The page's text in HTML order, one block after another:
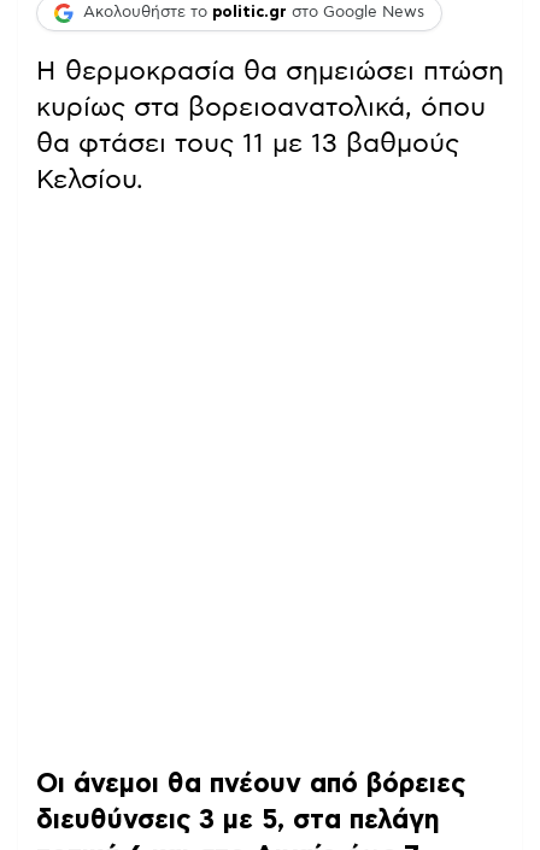
Ακολουθήστε το politic.gr στο Google News
Η θερμοκρασία θα σημειώσει πτώση
κυρίως στα βορειοανατολικά, όπου
θα φτάσει τους 11 με 13 βαθμούς
Κελσίου.
Οι άνεμοι θα πνέουν από βόρειες
διευθύνσεις 3 με 5, στα πελάγη